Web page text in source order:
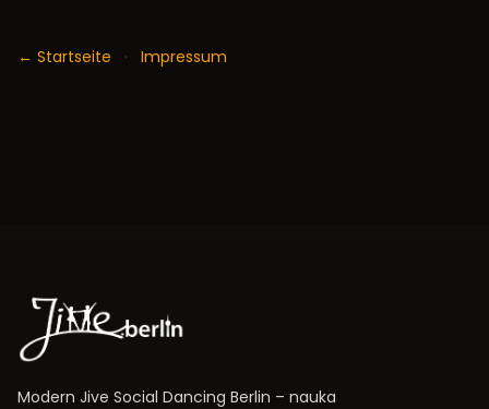
← Startseite · Impressum
Modern Jive Social Dancing Berlin – nauka